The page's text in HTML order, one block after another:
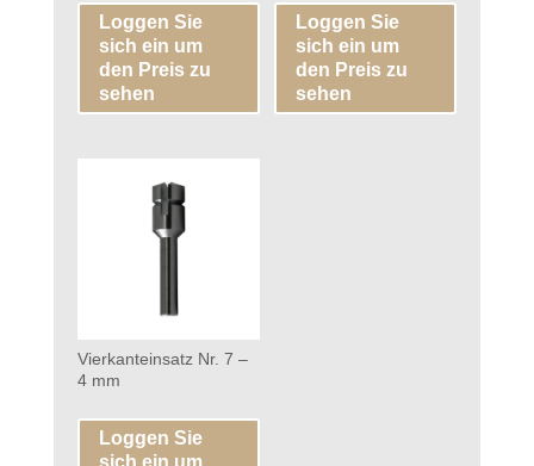
Loggen Sie
sich ein um
den Preis zu
sehen
Loggen Sie
sich ein um
den Preis zu
sehen
Vierkanteinsatz Nr. 7 –
4 mm
Loggen Sie